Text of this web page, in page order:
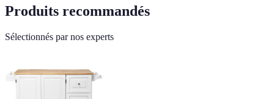
Produits recommandés
Sélectionnés par nos experts